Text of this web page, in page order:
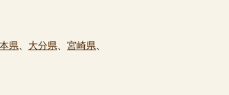
県 大分県 宮崎県